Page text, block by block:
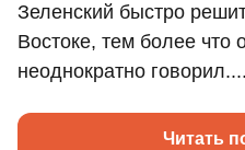
Зеленский быстро
Востоке, тем более что
неоднократно говорил....
Читать